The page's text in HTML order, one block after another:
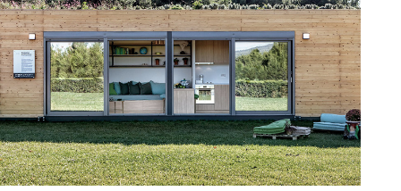
Découvrir →